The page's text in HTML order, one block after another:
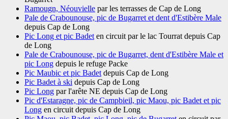
Ramougn, Néouvielle par les terrasses de Cap de Long
Pale de Crabounouse, pic de Bugarret et dent d'Estibère Male
depuis Cap de Long
Pic Long et pic Badet en circuit par le lac Tourrat depuis Cap
de Long
Pale de Crabounouse, pic de Bugarret, dent d'Estibère Male et
pic Long depuis le refuge Packe
Pic Maubic et pic Badet depuis Cap de Long
Pic Badet à ski depuis Cap de Long
Pic Long par l'arête NE depuis Cap de Long
Pic d'Estaragne, pic de Campbieil, pic Maou, pic Badet et pic
Long en circuit depuis Cap de Long